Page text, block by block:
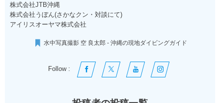
株式会社JTB沖縄
株式会社うぼん(さかなクン・対談にて)
アイリスオーヤマ株式会社
水中写真撮影 空 良太郎 - 沖縄の現地ダイビングガイド
Follow :